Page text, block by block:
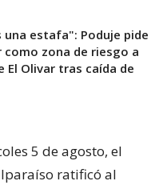
una estafa": Poduje pide
como zona de riesgo a
El Olivar tras caída de
5 de agosto, el
ratificó al